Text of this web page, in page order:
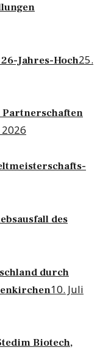
Jahres-Hoch25.
des
durch
10. Juli
Biotech,